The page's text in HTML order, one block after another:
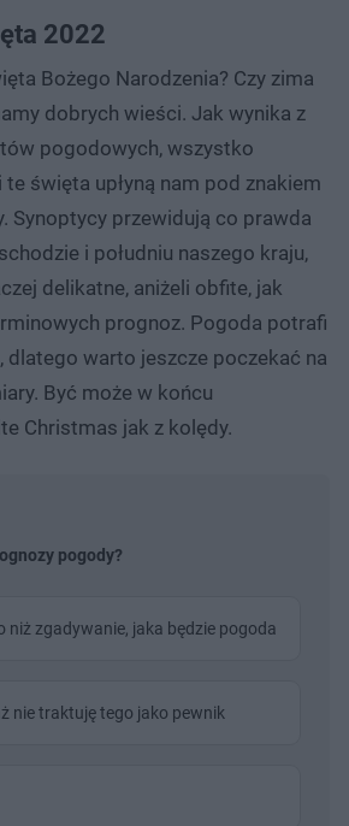
2022
Bożego Narodzenia? Czy zima
dobrych wieści. Jak wynika z
pogodowych, wszystko
te święta upłyną nam pod znakiem
Synoptycy przewidują co prawda
i południu naszego kraju,
delikatne, aniżeli obfite, jak
prognoz. Pogoda potrafi
dlatego warto jeszcze poczekać na
Być może w końcu
Christmas jak z kolędy.
pogody?
niż zgadywanie, jaka będzie pogoda
nie traktuję tego jako pewnik